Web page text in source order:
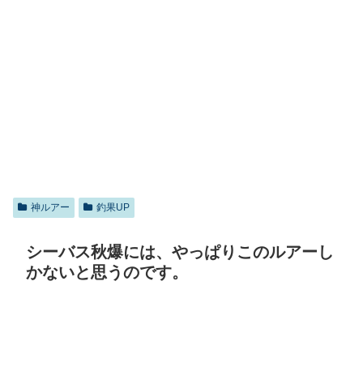
神ルアー 釣果UP
シーバス秋爆には、やっぱりこのルアーし
かないと思うのです。